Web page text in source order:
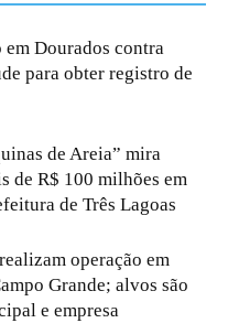
em Dourados contra
para obter registro de
de Areia” mira
de R$ 100 milhões em
de Três Lagoas
operação em
Grande; alvos são
e empresa